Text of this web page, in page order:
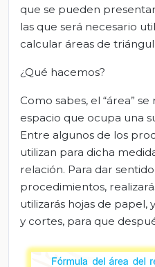
que se pueden
las que será necesario
calcular áreas de
¿Qué hacemos?
Como sabes, el “área”
espacio que ocupa una
Entre algunos de los
utilizan para dicha
relación. Para dar
procedimientos,
utilizarás hojas de papel,
y cortes, para que